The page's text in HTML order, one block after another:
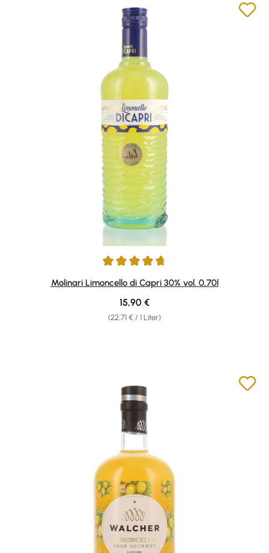
Durchschnittliche Bewertung von 4.84 von 5 Sternen
Molinari Limoncello di Capri 30% vol. 0,70l
(22,71 € / 1 Liter)
Regulärer Preis:
15,90 €